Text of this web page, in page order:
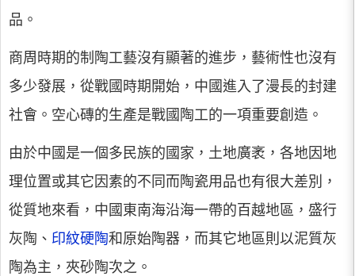
品。
商周時期的制陶工藝沒有顯著的進步，藝術性也沒有
多少發展，從戰國時期開始，中國進入了漫長的封建
社會。空心磚的生產是戰國陶工的一項重要創造。
由於中國是一個多民族的國家，土地廣袤，各地因地
理位置或其它因素的不同而陶瓷用品也有很大差別，
從質地來看，中國東南海沿海一帶的百越地區，盛行
灰陶、 印紋硬陶和原始陶器，而其它地區則以泥質灰
陶為主，夾砂陶次之。